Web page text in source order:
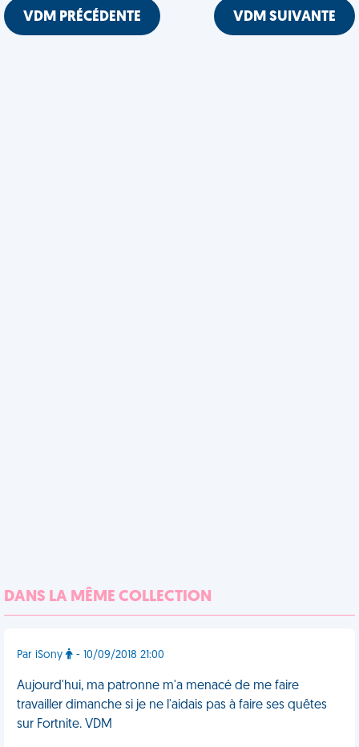
VDM PRÉCÉDENTE VDM SUIVANTE
DANS LA MÊME COLLECTION
Par iSony - 10/09/2018 21:00
Aujourd'hui, ma patronne m'a menacé de me faire
travailler dimanche si je ne l'aidais pas à faire ses quêtes
sur Fortnite. VDM